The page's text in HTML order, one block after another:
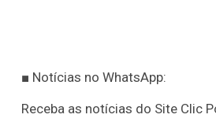
■ Notícias no WhatsApp:
Receba as notícias do Site Clic